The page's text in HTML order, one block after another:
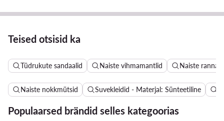
Teised otsisid ka
Tüdrukute sandaalid Naiste vihmamantlid Naiste
Naiste nokkmütsid Suvekleidid - Materjal: Sünteetiline
Populaarsed brändid selles kategoorias